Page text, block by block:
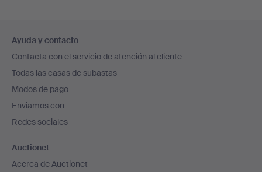
en
el
pie
de
página
Ayuda y contacto
Contacta con el servicio de atención al cliente
Todas las casas de subastas
Modos de pago
Enviamos con
Redes sociales
Auctionet
Acerca de Auctionet